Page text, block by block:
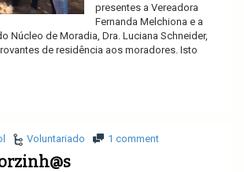
presentes a Vereadora
Fernanda Melchiona e a
Núcleo de Moradia, Dra. Luciana Schneider,
de residência aos moradores. Isto
Voluntariado 1 comment